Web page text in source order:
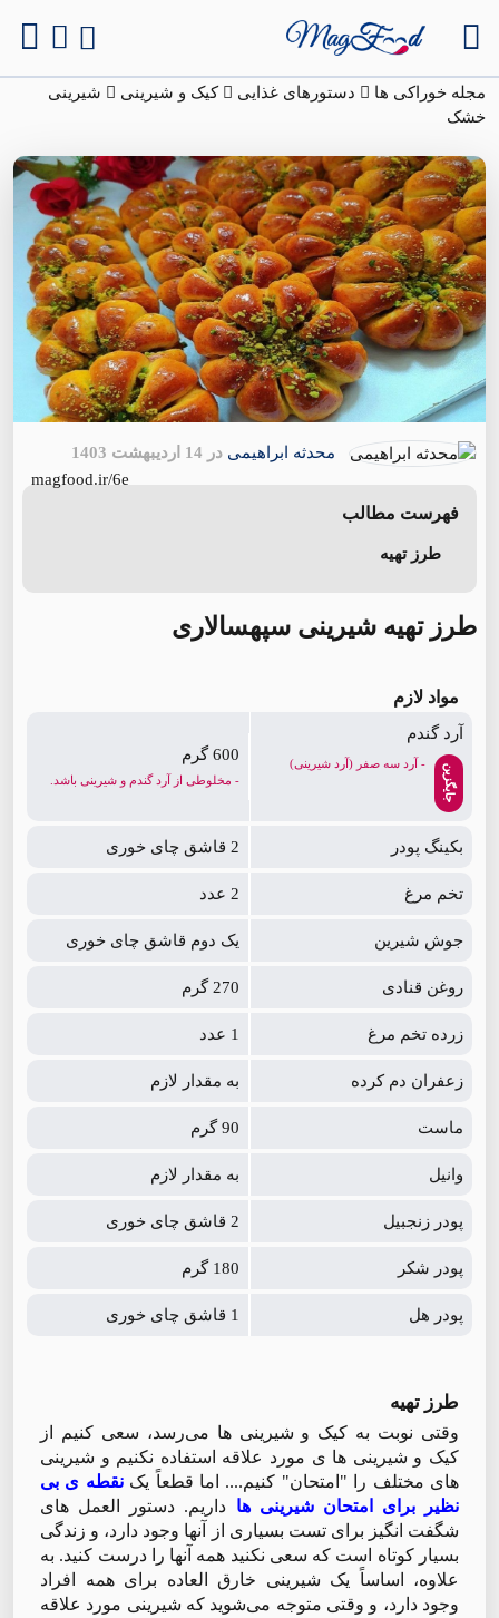
مجله خوراکی ها دستورهای غذایی کیک و شیرینی
شیرینی
خشک
محدثه ابراهیمی در 14 اردیبهشت 1403
magfood.ir/6e
فهرست مطالب
طرز تهیه
طرز تهیه شیرینی سپهسالاری
مواد لازم
آرد گندم
جایگزین - آرد سه صفر (آرد شیرینی) 600 گرم
- مخلوطی از آرد گندم و شیرینی باشد.
بکینگ پودر 2 قاشق چای خوری
تخم مرغ 2 عدد
جوش شیرین یک دوم قاشق چای خوری
روغن قنادی 270 گرم
زرده تخم مرغ 1 عدد
زعفران دم کرده به مقدار لازم
ماست 90 گرم
وانیل به مقدار لازم
پودر زنجبیل 2 قاشق چای خوری
پودر شکر 180 گرم
پودر هل 1 قاشق چای خوری
طرز تهیه
وقتی نوبت به کیک و شیرینی ها می‌رسد، سعی کنیم از
کیک و شیرینی ها ی مورد علاقه استفاده نکنیم و شیرینی
های مختلف را "امتحان" کنیم.... اما قطعاً یکنقطه ی بی
نظیر برای امتحان شیرینی ها داریم. دستور العمل های
شگفت انگیز برای تست بسیاری از آنها وجود دارد، و زندگی
بسیار کوتاه است که سعی نکنید همه آنها را درست کنید. به
علاوه، اساساً یک شیرینی خارق العاده برای همه افراد
وجود دارد، و وقتی متوجه می‌شوید که شیرینی مورد علاقه